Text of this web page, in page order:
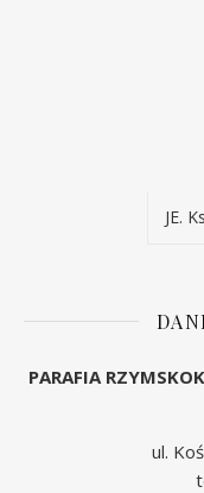
JE.
PARAFIA
ul.